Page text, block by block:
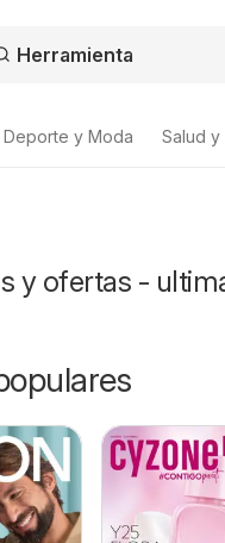
Deporte y Moda Salud y
y ofertas -